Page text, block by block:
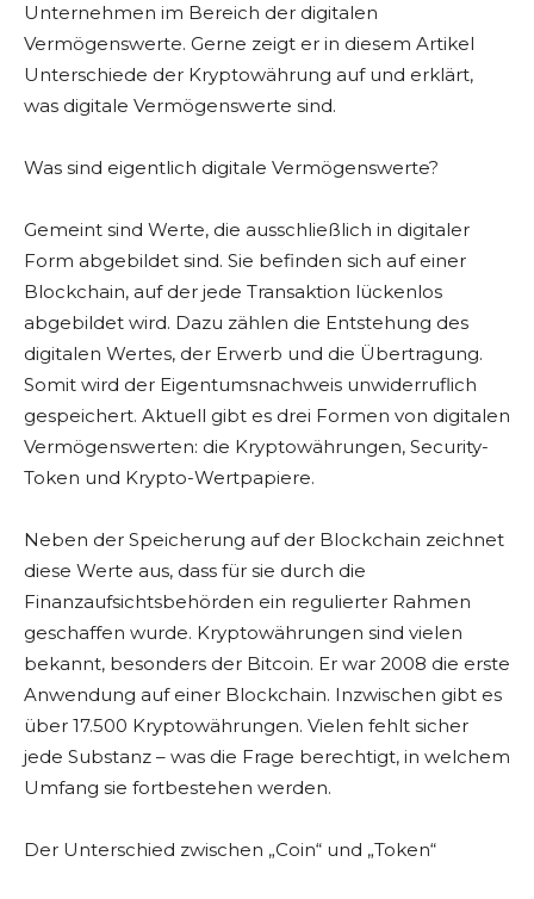
Unternehmen im Bereich der digitalen
Vermögenswerte. Gerne zeigt er in diesem Artikel
Unterschiede der Kryptowährung auf und erklärt,
was digitale Vermögenswerte sind.
Was sind eigentlich digitale Vermögenswerte?
Gemeint sind Werte, die ausschließlich in digitaler
Form abgebildet sind. Sie befinden sich auf einer
Blockchain, auf der jede Transaktion lückenlos
abgebildet wird. Dazu zählen die Entstehung des
digitalen Wertes, der Erwerb und die Übertragung.
Somit wird der Eigentumsnachweis unwiderruflich
gespeichert. Aktuell gibt es drei Formen von digitalen
Vermögenswerten: die Kryptowährungen, Security-
Token und Krypto-Wertpapiere.
Neben der Speicherung auf der Blockchain zeichnet
diese Werte aus, dass für sie durch die
Finanzaufsichtsbehörden ein regulierter Rahmen
geschaffen wurde. Kryptowährungen sind vielen
bekannt, besonders der Bitcoin. Er war 2008 die erste
Anwendung auf einer Blockchain. Inzwischen gibt es
über 17.500 Kryptowährungen. Vielen fehlt sicher
jede Substanz – was die Frage berechtigt, in welchem
Umfang sie fortbestehen werden.
Der Unterschied zwischen „Coin“ und „Token“